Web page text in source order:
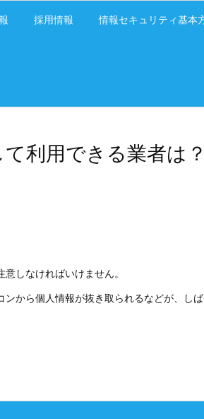
採用情報 情報セキュリティ基本
利用できる業者は？
しなければいけません。
から個人情報が抜き取られるなどが、しば